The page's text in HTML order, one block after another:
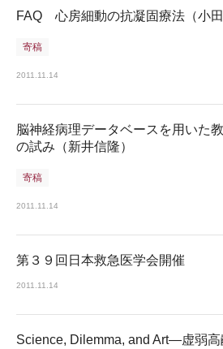
FAQ 心房細動の抗凝固療法（小田
寄稿
2011.11.14
脳神経病理データベースを用いた
の試み（新井信隆）
寄稿
2011.11.14
第３９回日本救急医学会開催
2011.11.14
Science, Dilemma, and Art―虚弱高